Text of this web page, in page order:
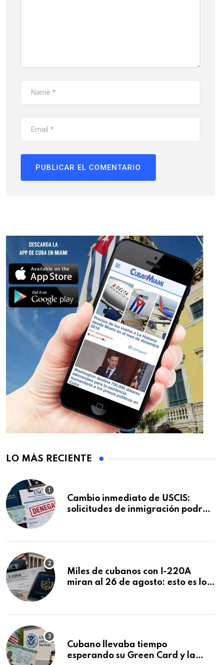
LO MÁS RECIENTE
Cambio inmediato de USCIS:
solicitudes de inmigración podrán
Miles de cubanos con I-220A
miran al 26 de agosto: esto es lo
Cubano llevaba tiempo
esperando su Green Card y la